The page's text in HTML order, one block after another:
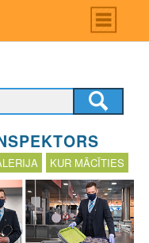
Main
menu
KUR MĀCĪTIES